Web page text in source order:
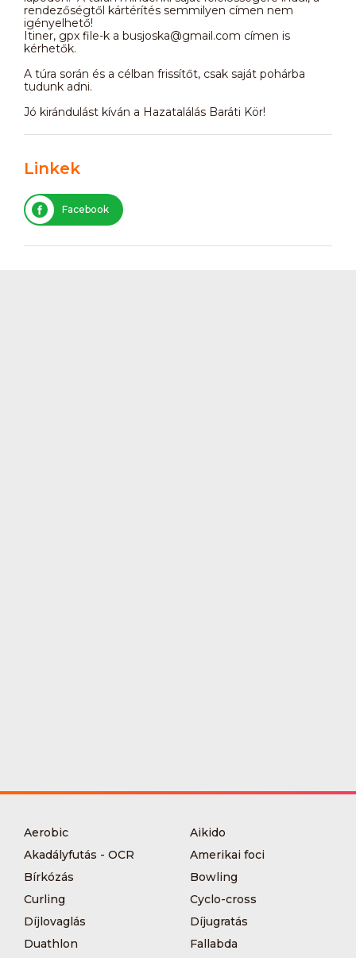
rendezőségtől kártérítés semmilyen címen nem
igényelhető!
Itiner, gpx file-k a busjoska@gmail.com címen is
kérhetők.
A túra során és a célban frissítőt, csak saját pohárba
tudunk adni.
Jó kirándulást kíván a Hazatalálás Baráti Kör!
Linkek
Facebook
Aerobic
Aikido
Akadályfutás - OCR
Amerikai foci
Bírkózás
Bowling
Curling
Cyclo-cross
Díjlovaglás
Díjugratás
Duathlon
Fallabda